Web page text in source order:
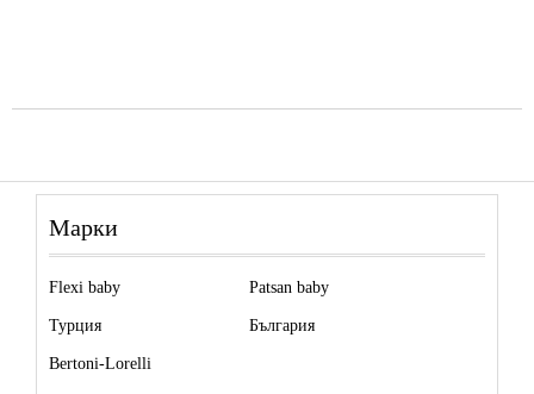
Марки
Flexi baby Patsan baby
Турция България
Bertoni-Lorelli